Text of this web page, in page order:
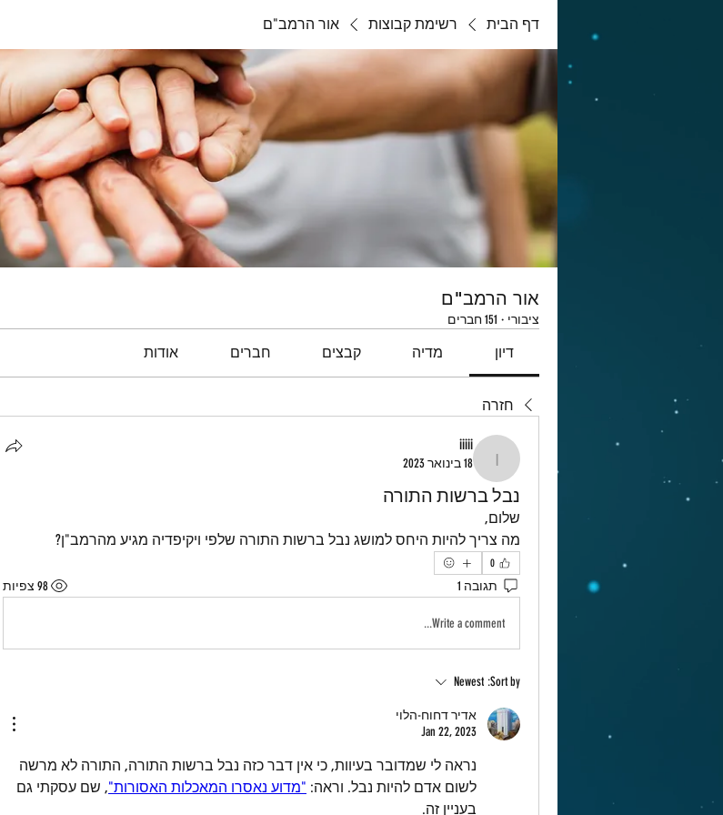
דף הבית רשימת קבוצות אור הרמב"ם
אור הרמב"ם
ציבורי · 151 חברים
דיון מדיה קבצים חברים אודות
חזרה
iiiii
iiiii
18 בינואר 2023
נבל ברשות התורה
שלום,
מה צריך להיות היחס למושג נבל ברשות התורה שלפי ויקיפדיה מגיע מהרמב"ן?
0
תגובה 1 98 צפיות
Write a comment...
Sort by:
Newest
אדיר דחוח-הלוי
Jan 22, 2023
לשום אדם להיות נבל. וראה: "מדוע נאסרו המאכלות האסורות"
בעניין זה.